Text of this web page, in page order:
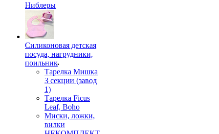
Ниблеры
Силиконовая детская
посуда, нагрудники,
поильник
Тарелка Мишка
3 секции (завод
1)
Тарелка Ficus
Leaf, Boho
Миски, ложки,
вилки